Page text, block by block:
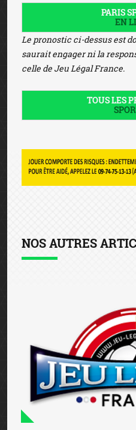
PARIS
EN
Le pronostic ci-dessus est
saurait engager ni la
celle de Jeu Légal France.
TOUS LES
NOS AUTRES